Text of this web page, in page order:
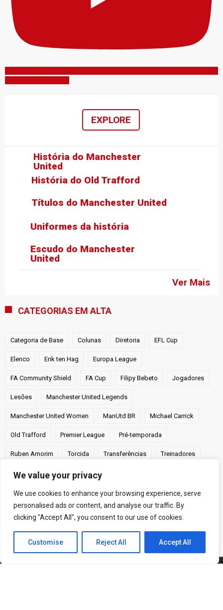
We value your privacy
We use cookies to enhance your browsing experience, serve
personalised ads or content, and analyse our traffic. By
clicking "Accept All", you consent to our use of cookies.
Customise Reject All Accept All
EXPLORE
História do Old Trafford
Títulos do Manchester United
Uniformes da história
Ver Mais
História do Manchester
United
Escudo do Manchester
United
CATEGORIAS EM ALTA
Categoria de Base Colunas Diretoria EFL Cup
Elenco Erik ten Hag Europa League
FA Community Shield FA Cup Filipy Bebeto Jogadores
Lesões Manchester United Legends
Manchester United Women ManUtd BR Michael Carrick
Old Trafford Premier League Pré-temporada
Ruben Amorim Torcida Transferências Treinadores
UEFA Champions League Victor Costa